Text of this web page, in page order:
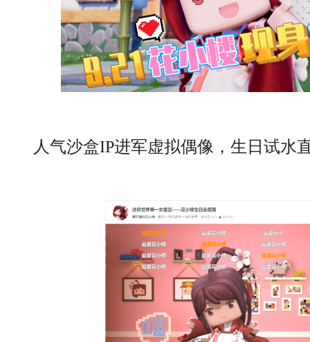
人气沙盒IP进军虚拟偶像，生日试水